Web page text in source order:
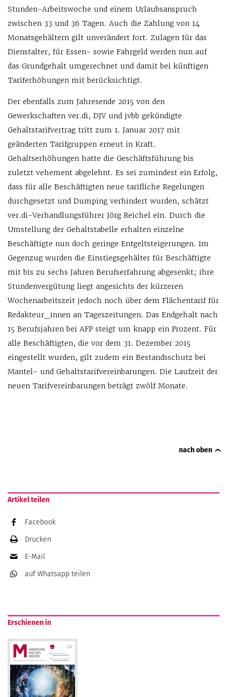
Stunden-Arbeitswoche und einem Urlaubsanspruch
zwischen 33 und 36 Tagen. Auch die Zahlung von 14
Monatsgehältern gilt unverändert fort. Zulagen für das
Dienstalter, für Essen- sowie Fahrgeld werden nun auf
das Grundgehalt umgerechnet und damit bei künftigen
Tariferhöhungen mit berücksichtigt.
Der ebenfalls zum Jahresende 2015 von den
Gewerkschaften ver.di, DJV und jvbb gekündigte
Gehaltstarifvertrag tritt zum 1. Januar 2017 mit
geänderten Tarifgruppen erneut in Kraft.
Gehaltserhöhungen hatte die Geschäftsführung bis
zuletzt vehement abgelehnt. Es sei zumindest ein Erfolg,
dass für alle Beschäftigten neue tarifliche Regelungen
durchgesetzt und Dumping verhindert wurden, schätzt
ver.di-Verhandlungsführer Jörg Reichel ein. Durch die
Umstellung der Gehaltstabelle erhalten einzelne
Beschäftigte nun doch geringe Entgeltsteigerungen. Im
Gegenzug wurden die Einstiegsgehälter für Beschäftigte
mit bis zu sechs Jahren Berufserfahrung abgesenkt; ihre
Stundenvergütung liegt angesichts der kürzeren
Wochenarbeitszeit jedoch noch über dem Flächentarif für
Redakteur_innen an Tageszeitungen. Das Endgehalt nach
15 Berufsjahren bei AFP steigt um knapp ein Prozent. Für
alle Beschäftigten, die vor dem 31. Dezember 2015
eingestellt wurden, gilt zudem ein Bestandsschutz bei
Mantel- und Gehaltstarifvereinbarungen. Die Laufzeit der
neuen Tarifvereinbarungen beträgt zwölf Monate.
nach oben
Artikel teilen
Facebook
Drucken
E-Mail
auf Whatsapp teilen
Erschienen in